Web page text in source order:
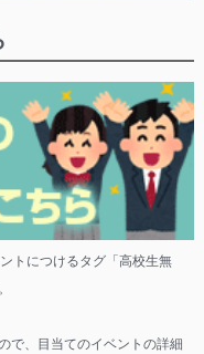
トにつけるタグ「高校生無
で、目当てのイベントの詳細